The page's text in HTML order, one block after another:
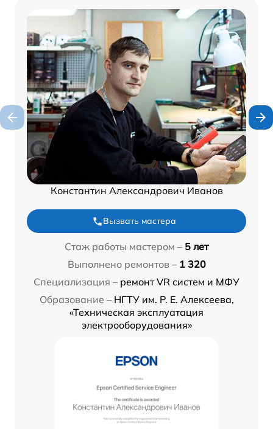
Константин Александрович Иванов
Вызвать мастера
Стаж работы мастером – 5 лет
Выполнено ремонтов – 1 320
Специализация – ремонт VR систем и МФУ
Образование – НГТУ им. Р. Е. Алексеева,
«Техническая эксплуатация
электрооборудования»